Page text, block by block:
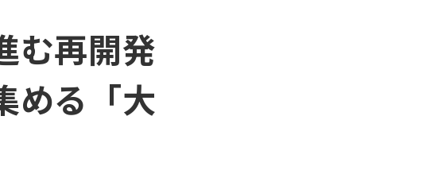
む再開発
める「大